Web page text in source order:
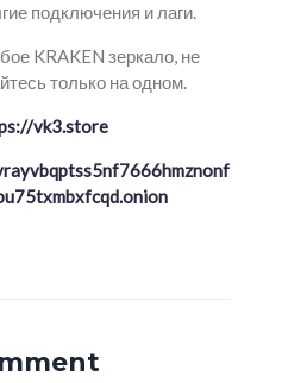
подключения и лаги.
KRAKEN зеркало, не
только на одном.
vk3.store